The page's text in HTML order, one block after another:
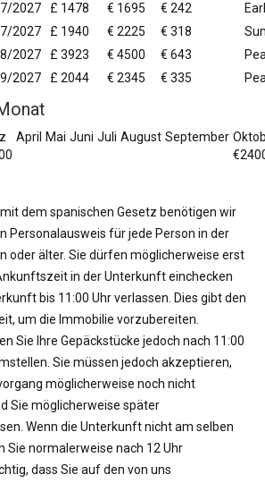
2027
£ 1478 € 1695 € 242
2027
£ 1940 € 2225 € 318
2027
£ 3923 € 4500 € 643
2027
£ 2044 € 2345 € 335
April Mai Juni Juli August September
dem spanischen Gesetz benötigen wir
Personalausweis für jede Person in der
oder älter. Sie dürfen möglicherweise erst
in der Unterkunft einchecken
bis 11:00 Uhr verlassen. Dies gibt den
um die Immobilie vorzubereiten.
Sie Ihre Gepäckstücke jedoch nach 11:00
Sie müssen jedoch akzeptieren,
möglicherweise noch nicht
Sie möglicherweise später
Wenn die Unterkunft nicht am selben
Sie normalerweise nach 12 Uhr
dass Sie auf den von uns